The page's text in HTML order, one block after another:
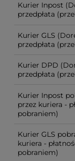
Kurier Inpost
przedpłata
Kurier GLS
przedpłata
Kurier DPD
przedpłata
Kurier Inpost
przez kuriera -
pobraniem)
Kurier GLS
kuriera -
pobraniem)